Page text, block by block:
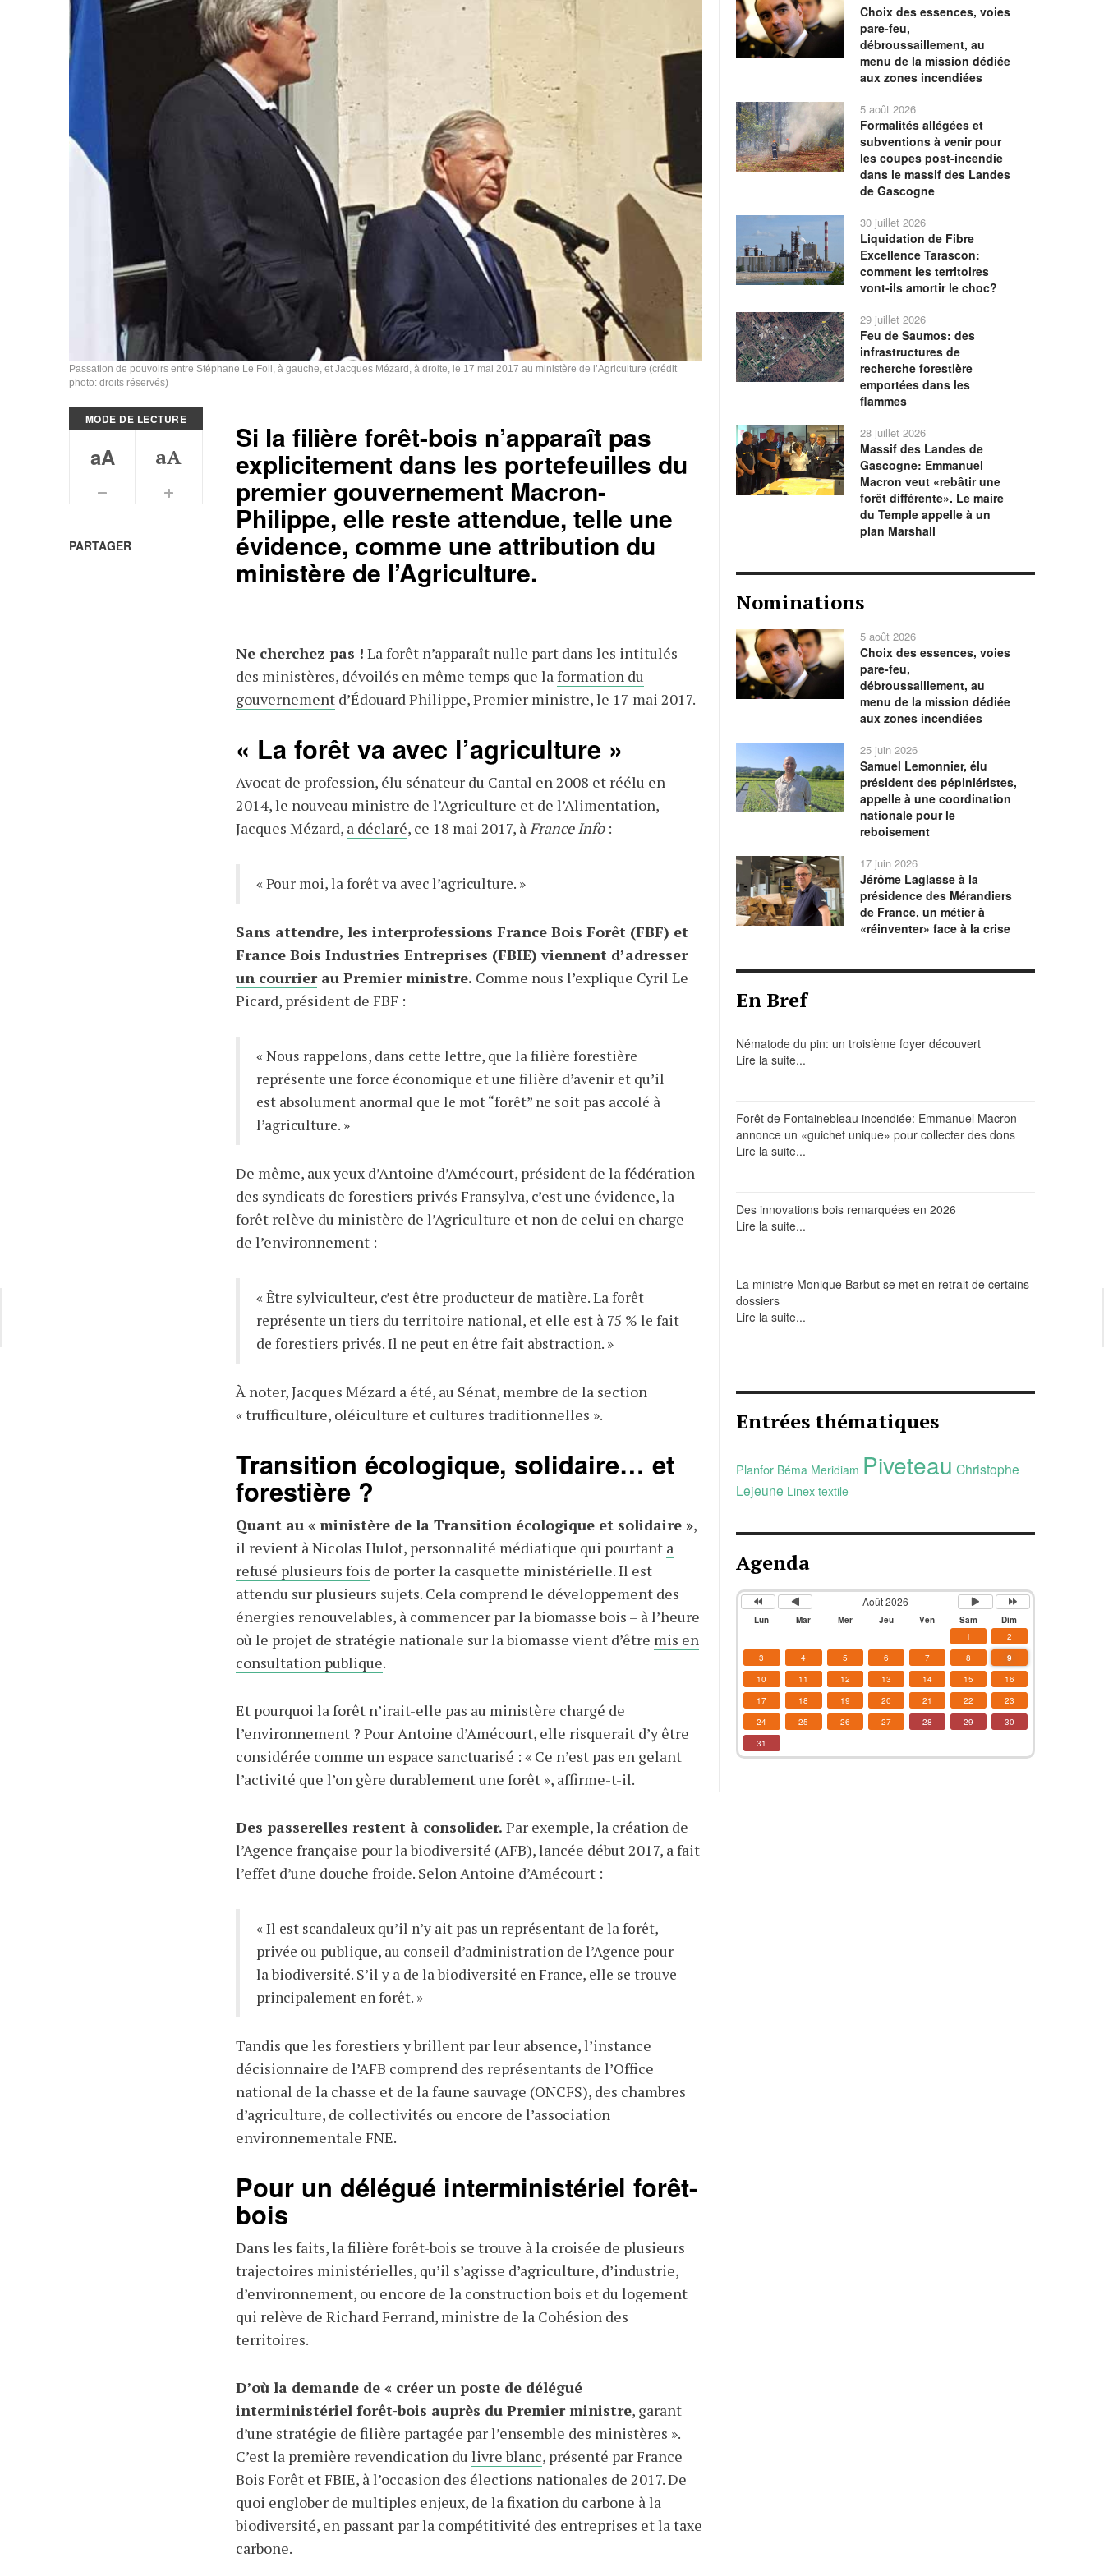
Passation de pouvoirs entre Stéphane Le Foll, à gauche, et Jacques Mézard, à droite, le 17 mai 2017 au ministère de l’Agriculture (crédit
photo: droits réservés)
MODE DE LECTURE
aA aA
Plus petits caractèresPlus grands caractères
PARTAGER
Si la filière forêt-bois n’apparaît pas
explicitement dans les portefeuilles du
premier gouvernement Macron-
Philippe, elle reste attendue, telle une
évidence, comme une attribution du
ministère de l’Agriculture.
Ne cherchez pas ! La forêt n’apparaît nulle part dans les intitulés
des ministères, dévoilés en même temps que la formation du
gouvernementd’Édouard Philippe, Premier ministre, le 17 mai 2017.
« La forêt va avec l’agriculture »
Avocat de profession, élu sénateur du Cantal en 2008 et réélu en
2014, le nouveau ministre de l’Agriculture et de l’Alimentation,
Jacques Mézard, a déclaré, ce 18 mai 2017, à France Info:
« Pour moi, la forêt va avec l’agriculture. »
Sans attendre, les interprofessions France Bois Forêt (FBF) et
France Bois Industries Entreprises (FBIE) viennent d’adresser
un courrierau Premier ministre. Comme nous l’explique Cyril Le
Picard, président de FBF :
« Nous rappelons, dans cette lettre, que la filière forestière
représente une force économique et une filière d’avenir et qu’il
est absolument anormal que le mot “forêt” ne soit pas accolé à
l’agriculture. »
De même, aux yeux d’Antoine d’Amécourt, président de la fédération
des syndicats de forestiers privés Fransylva, c’est une évidence, la
forêt relève du ministère de l’Agriculture et non de celui en charge
de l’environnement :
« Être sylviculteur, c’est être producteur de matière. La forêt
représente un tiers du territoire national, et elle est à 75 % le fait
de forestiers privés. Il ne peut en être fait abstraction. »
À noter, Jacques Mézard a été, au Sénat, membre de la section
« trufficulture, oléiculture et cultures traditionnelles ».
Transition écologique, solidaire… et
forestière ?
Quant au « ministère de la Transition écologique et solidaire »,
il revient à Nicolas Hulot, personnalité médiatique qui pourtant a
refusé plusieurs fois de porter la casquette ministérielle. Il est
attendu sur plusieurs sujets. Cela comprend le développement des
énergies renouvelables, à commencer par la biomasse bois – à l’heure
où le projet de stratégie nationale sur la biomasse vient d’être mis en
consultation publique.
Et pourquoi la forêt n’irait-elle pas au ministère chargé de
l’environnement ? Pour Antoine d’Amécourt, elle risquerait d’y être
considérée comme un espace sanctuarisé : « Ce n’est pas en gelant
l’activité que l’on gère durablement une forêt », affirme-t-il.
Des passerelles restent à consolider. Par exemple, la création de
l’Agence française pour la biodiversité (AFB), lancée début 2017, a fait
l’effet d’une douche froide. Selon Antoine d’Amécourt :
« Il est scandaleux qu’il n’y ait pas un représentant de la forêt,
privée ou publique, au conseil d’administration de l’Agence pour
la biodiversité. S’il y a de la biodiversité en France, elle se trouve
principalement en forêt. »
Tandis que les forestiers y brillent par leur absence, l’instance
décisionnaire de l’AFB comprend des représentants de l’Office
national de la chasse et de la faune sauvage (ONCFS), des chambres
d’agriculture, de collectivités ou encore de l’association
environnementale FNE.
Pour un délégué interministériel forêt-
bois
Dans les faits, la filière forêt-bois se trouve à la croisée de plusieurs
trajectoires ministérielles, qu’il s’agisse d’agriculture, d’industrie,
d’environnement, ou encore de la construction bois et du logement
qui relève de Richard Ferrand, ministre de la Cohésion des
territoires.
D’où la demande de « créer un poste de délégué
interministériel forêt-bois auprès du Premier ministre, garant
d’une stratégie de filière partagée par l’ensemble des ministères ».
C’est la première revendication du livre blanc, présenté par France
Bois Forêt et FBIE, à l’occasion des élections nationales de 2017. De
quoi englober de multiples enjeux, de la fixation du carbone à la
biodiversité, en passant par la compétitivité des entreprises et la taxe
carbone.
Choix des essences, voies
pare-feu,
débroussaillement, au
menu de la mission dédiée
aux zones incendiées
5 août 2026
Formalités allégées et
subventions à venir pour
les coupes post-incendie
dans le massif des Landes
de Gascogne
30 juillet 2026
Liquidation de Fibre
Excellence Tarascon:
comment les territoires
vont-ils amortir le choc?
29 juillet 2026
Feu de Saumos: des
infrastructures de
recherche forestière
emportées dans les
flammes
28 juillet 2026
Massif des Landes de
Gascogne: Emmanuel
Macron veut «rebâtir une
forêt différente». Le maire
du Temple appelle à un
plan Marshall
Nominations
5 août 2026
Choix des essences, voies
pare-feu,
débroussaillement, au
menu de la mission dédiée
aux zones incendiées
25 juin 2026
Samuel Lemonnier, élu
président des pépiniéristes,
appelle à une coordination
nationale pour le
reboisement
17 juin 2026
Jérôme Laglasse à la
présidence des Mérandiers
de France, un métier à
«réinventer» face à la crise
En Bref
Nématode du pin: un troisième foyer découvert
Lire la suite...
Forêt de Fontainebleau incendiée: Emmanuel Macron
annonce un «guichet unique» pour collecter des dons
Lire la suite...
Des innovations bois remarquées en 2026
Lire la suite...
La ministre Monique Barbut se met en retrait de certains
dossiers
Lire la suite...
Entrées thématiques
Planfor Béma Meridiam Piveteau Christophe
Lejeune Linex textile
Agenda
Août 2026
Lun Mar Mer Jeu Ven Sam
Dim
1
2
3
4 5 6 7 8
9
10
11 12 13 14 15
16
17
18 19 20 21 22
23
24
25 26 27 28 29
30
31